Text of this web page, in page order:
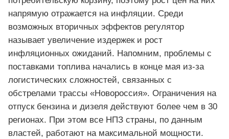
напрямую отражается на инфляции. Среди
возможных вторичных эффектов регулятор
называет увеличение издержек и рост
инфляционных ожиданий. Напомним, проблемы с
поставками топлива начались в конце мая из-за
логистических сложностей, связанных с
обстрелами трассы «Новороссия». Ограничения на
отпуск бензина и дизеля действуют более чем в 30
регионах. При этом все НПЗ страны, по данным
властей, работают на максимальной мощности.